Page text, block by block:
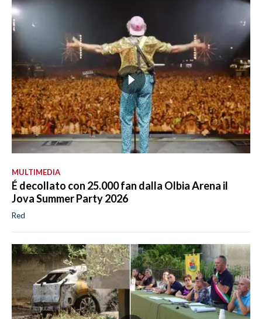
MULTIMEDIA
É decollato con 25.000 fan dalla Olbia Arena il
Jova Summer Party 2026
Red